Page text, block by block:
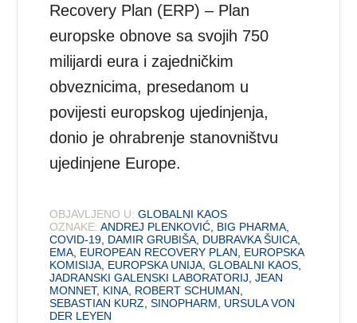
Recovery Plan (ERP) – Plan
europske obnove sa svojih 750
milijardi eura i zajedničkim
obveznicima, presedanom u
povijesti europskog ujedinjenja,
donio je ohrabrenje stanovništvu
ujedinjene Europe.
OBJAVLJENO U: GLOBALNI KAOS
OZNAKE: ANDREJ PLENKOVIĆ BIG PHARMA
COVID-19 DAMIR GRUBIŠA DUBRAVKA ŠUICA
EMA EUROPEAN RECOVERY PLAN
EUROPSKA
KOMISIJA EUROPSKA UNIJA ,GLOBALNI KAOS
JADRANSKI GALENSKI LABORATORIJ ,JEAN
MONNET, KINA ROBERT SCHUMAN
SEBASTIAN KURZ ,SINOPHARM
URSULA VON
DER LEYEN